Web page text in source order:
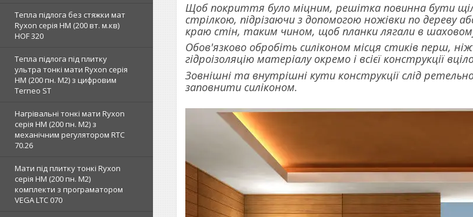
Тепла підлога без стяжки мат
Ryxon серія НМ (200 вт. м.кв)
HOF 320
Тепла підлога під плитку
ультра тонкі мати Ryxon серія
НМ (200 пн. М2) з цифровим
Terneo ST
Нагрівальні тонкі мати Ryxon
серія НМ (200 пн. М2) з
механічним регулятором RTC
70.26
Мати під плитку тонкі Ryxon
серія НМ (200 пн. М2)
комплекти з програматором
VEGA LTC 070
Щоб покриття було міцним, решітка повинна бути
стрілкою, підрізаючи з допомогою ножівки по
краю стін, таким чином, щоб планки лягали в
Обов'язково обробіть силіконом місця стиків перш,
гідроізоляцію матеріалу окремо і всієї конструкції
Зовнішні та внутрішні кути конструкції слід
заповнити силіконом.